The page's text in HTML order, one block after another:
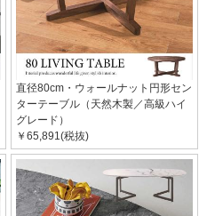
直径80cm・ウォールナット円形セン
ターテーブル（天然木製／高級ハイ
グレード）
￥65,891(税抜)